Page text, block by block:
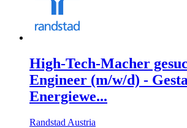
High-Tech-Macher
Engineer (m/w/d) -
Energiewe...
Randstad Austria